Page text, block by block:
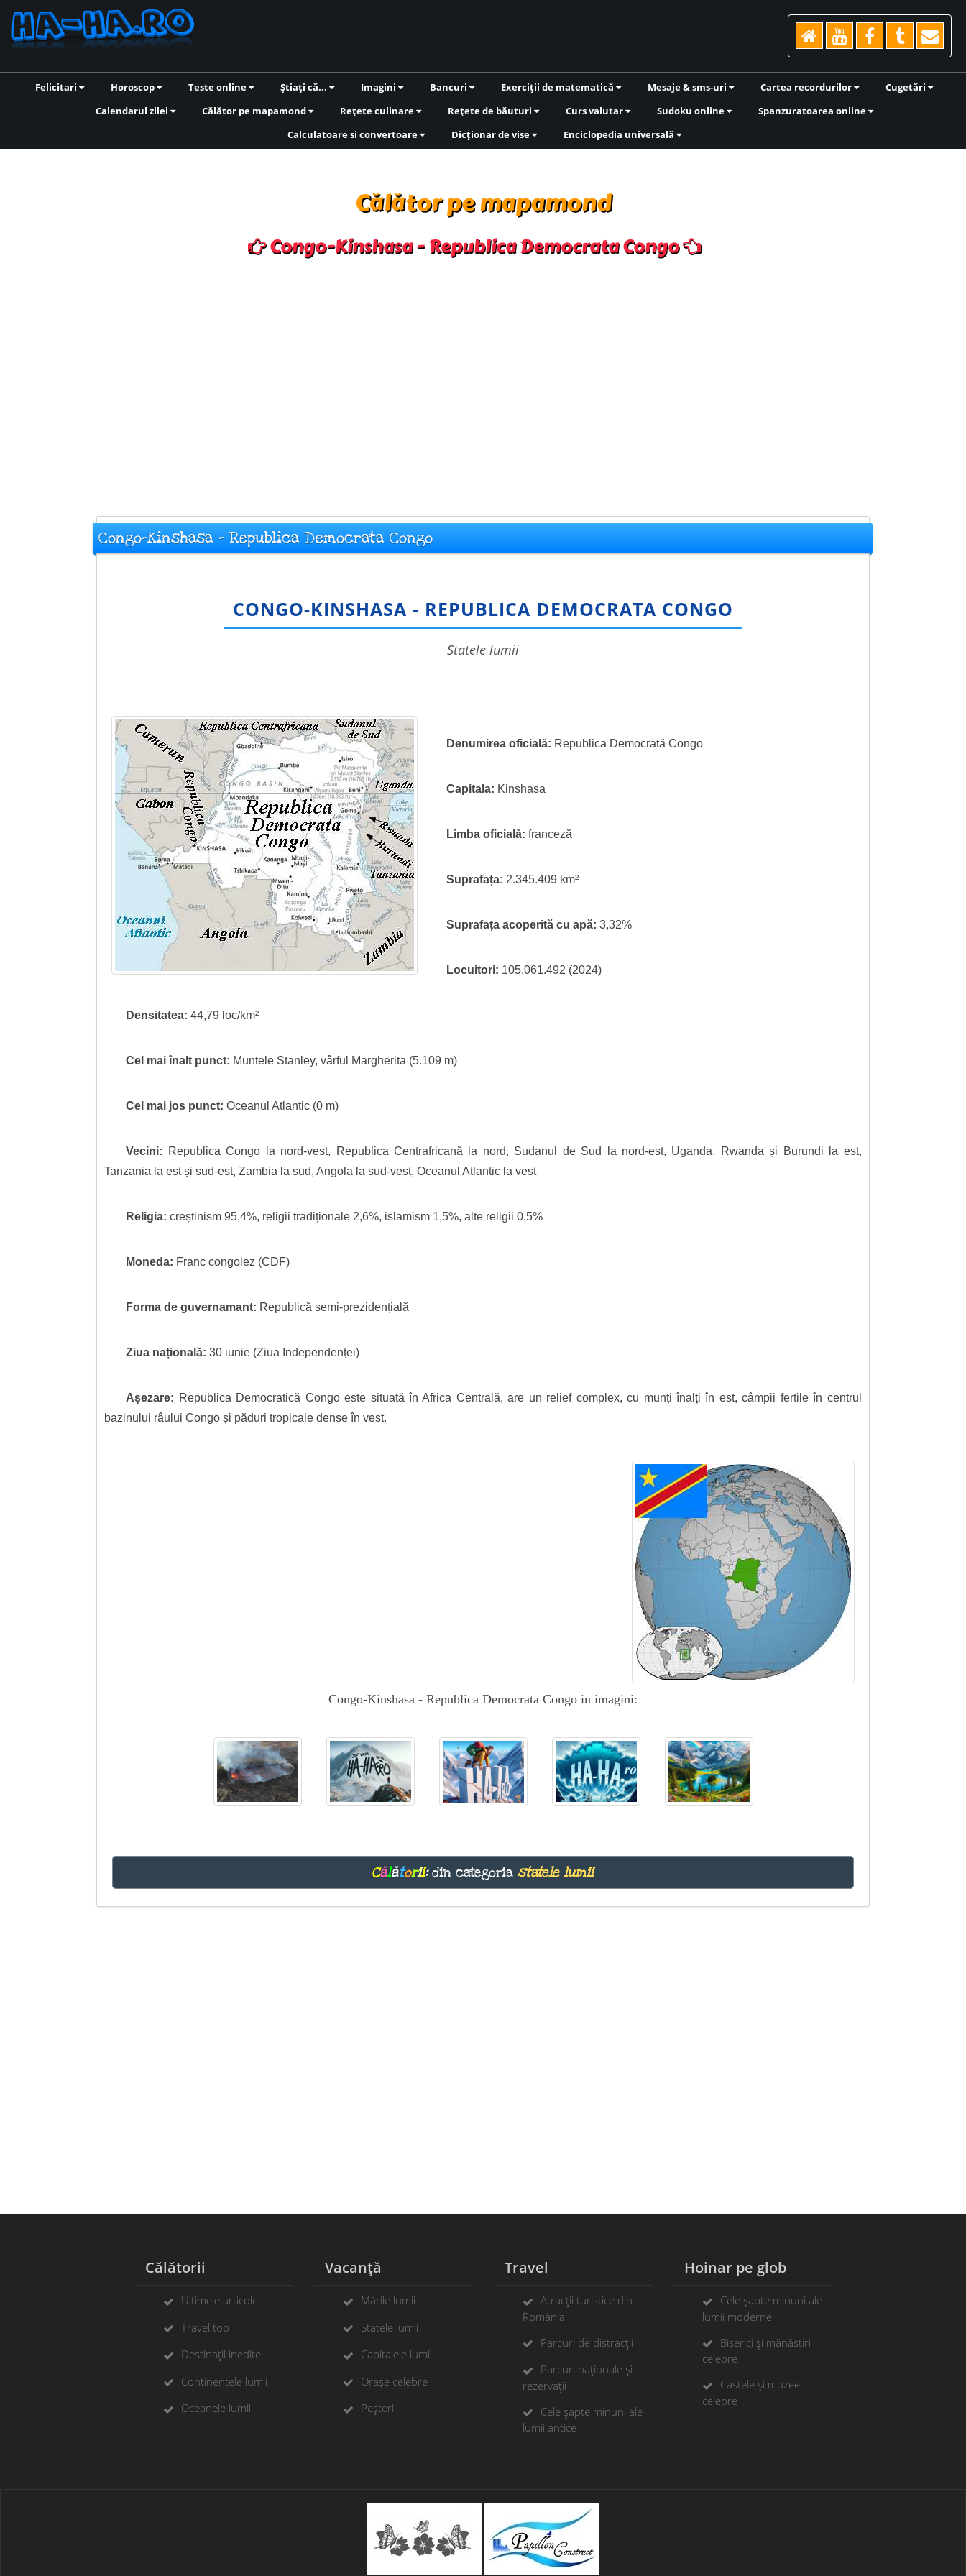
Felicitari Horoscop Teste online Știați că... Imagini Bancuri Exerciții de matematică Mesaje & sms-uri Cartea recordurilor
Cugetări
Calendarul zilei
Călător pe mapamond Rețete culinare Rețete de băuturi Curs valutar Sudoku online
Spanzuratoarea online
Calculatoare si convertoare
Dicționar de vise Enciclopedia universală
Călător pe mapamond
Congo-Kinshasa - Republica Democrata Congo
Congo-Kinshasa - Republica Democrata Congo
CONGO-KINSHASA - REPUBLICA DEMOCRATA CONGO
statele lumii
Denumirea oficială: Republica Democrată Congo
Capitala: Kinshasa
Limba oficială:franceză
Suprafața: 2.345.409 km²
Suprafața acoperită cu apă:3,32%
Locuitori: 105.061.492 (2024)
Densitatea:44,79 loc/km²
Cel mai înalt punct: Muntele Stanley, vârful Margherita (5.109 m)
Cel mai jos punct:Oceanul Atlantic (0 m)
Vecini:
Republica Congo la nord-vest, Republica Centrafricană la nord, Sudanul de Sud la nord-est, Uganda, Rwanda și Burundi la est,
Tanzania la est și sud-est, Zambia la sud, Angola la sud-vest, Oceanul Atlantic la vest
Religia:creștinism 95,4%, religii tradiționale 2,6%, islamism 1,5%, alte religii 0,5%
Moneda: Franc congolez (CDF)
Forma de guvernamant: Republică semi-prezidențială
Ziua națională:30 iunie (Ziua Independenței)
Așezare: Republica Democratică Congo este situată în Africa Centrală, are un relief complex, cu munți înalți în est, câmpii fertile în centrul
bazinului râului Congo și păduri tropicale dense în vest.
Congo-Kinshasa - Republica Democrata Congo in imagini:
Călătorii:din categoriastatele lumii
Călătorii
Ultimele articole
Travel top
Destinații inedite
Continentele lumii
Oceanele lumii
Vacanță
Mările lumii
Statele lumii
Capitalele lumii
Orașe celebre
Peșteri
Travel
Atracții turistice din
România
Parcuri de distracții
Parcuri naționale și
rezervații
Cele șapte minuni ale
lumii antice
Hoinar pe glob
Cele șapte minuni ale
lumii moderne
Biserici și mănăstiri
celebre
Castele și muzee
celebre